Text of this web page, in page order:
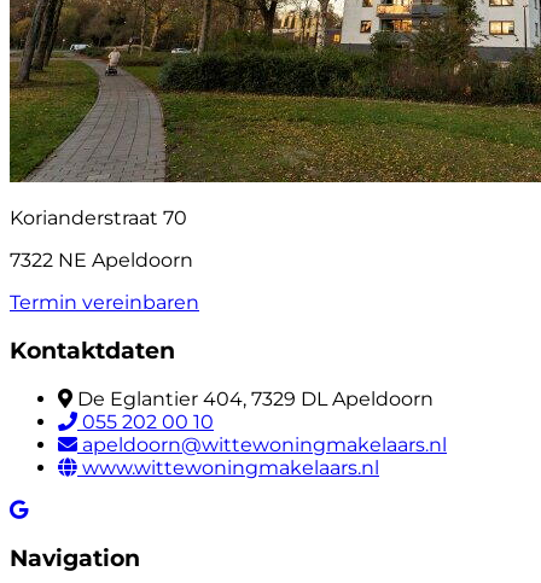
Korianderstraat 70
7322 NE Apeldoorn
Termin vereinbaren
Kontaktdaten
De Eglantier 404, 7329 DL Apeldoorn
055 202 00 10
apeldoorn@wittewoningmakelaars.nl
www.wittewoningmakelaars.nl
Navigation